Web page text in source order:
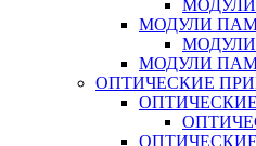
МОДУЛИ
МОДУЛИ
ОПТИЧЕСКИЕ